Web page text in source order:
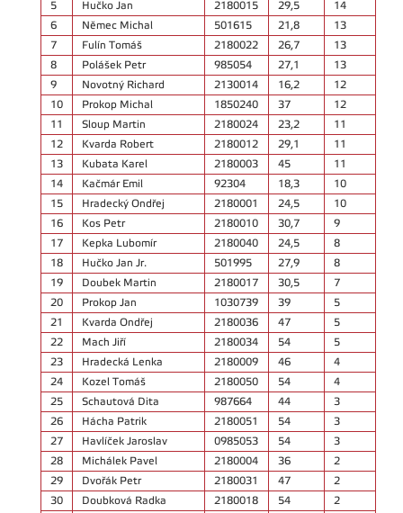
5
Hučko Jan 2180015 29,5
14
6
Němec Michal 501615 21,8
13
7
Fulín Tomáš 2180022 26,7
13
8
Polášek Petr 985054 27,1
13
9
Novotný Richard 2130014 16,2
12
10
Prokop Michal 1850240 37
12
11
Sloup Martin 2180024 23,2
11
12
Kvarda Robert 2180012 29,1
11
13
Kubata Karel 2180003 45
11
14
Kačmár Emil 92304 18,3
10
15
Hradecký Ondřej 2180001 24,5
10
16
Kos Petr 2180010 30,7
9
17
Kepka Lubomír 2180040 24,5
8
18
Hučko Jan Jr. 501995 27,9
8
19
Doubek Martin 2180017 30,5
7
20
Prokop Jan 1030739 39
5
21
Kvarda Ondřej 2180036 47
5
22
Mach Jiří 2180034 54
5
23
Hradecká Lenka 2180009 46
4
24
Kozel Tomáš 2180050 54
4
25
Schautová Dita 987664 44
3
26
Hácha Patrik 2180051 54
3
27
Havlíček Jaroslav 0985053 54
3
28
Michálek Pavel 2180004 36
2
29
Dvořák Petr 2180031 47
2
30
Doubková Radka 2180018 54
2